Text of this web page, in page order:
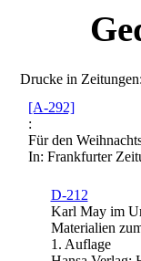
Drucke in
[A-292]
:
Für den
In: Frankfurter
D-212
Karl May im
Materialien
1. Auflage